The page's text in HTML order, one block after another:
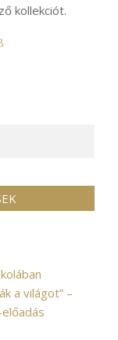
kollekciót.
a világot” –